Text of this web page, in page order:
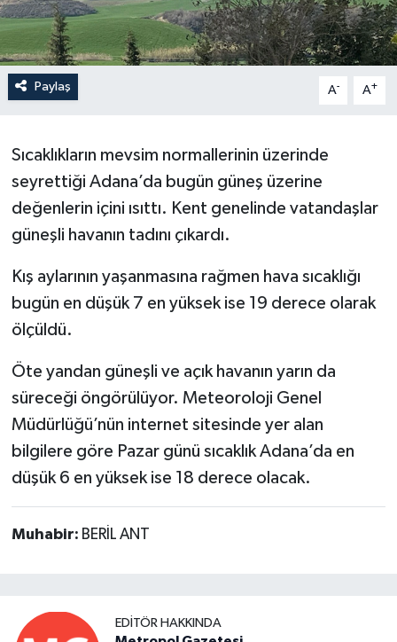
Paylaş A- A+
Sıcaklıkların mevsim normallerinin üzerinde
seyrettiği Adana’da bugün güneş üzerine
değenlerin içini ısıttı. Kent genelinde vatandaşlar
güneşli havanın tadını çıkardı.
Kış aylarının yaşanmasına rağmen hava sıcaklığı
bugün en düşük 7 en yüksek ise 19 derece olarak
ölçüldü.
Öte yandan güneşli ve açık havanın yarın da
süreceği öngörülüyor. Meteoroloji Genel
Müdürlüğü’nün internet sitesinde yer alan
bilgilere göre Pazar günü sıcaklık Adana’da en
düşük 6 en yüksek ise 18 derece olacak.
Muhabir: BERİL ANT
EDITÖR HAKKINDA